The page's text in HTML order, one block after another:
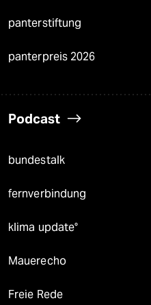
panterstiftung
panterpreis 2026
Podcast
bundestalk
fernverbindung
klima update°
Mauerecho
Freie Rede